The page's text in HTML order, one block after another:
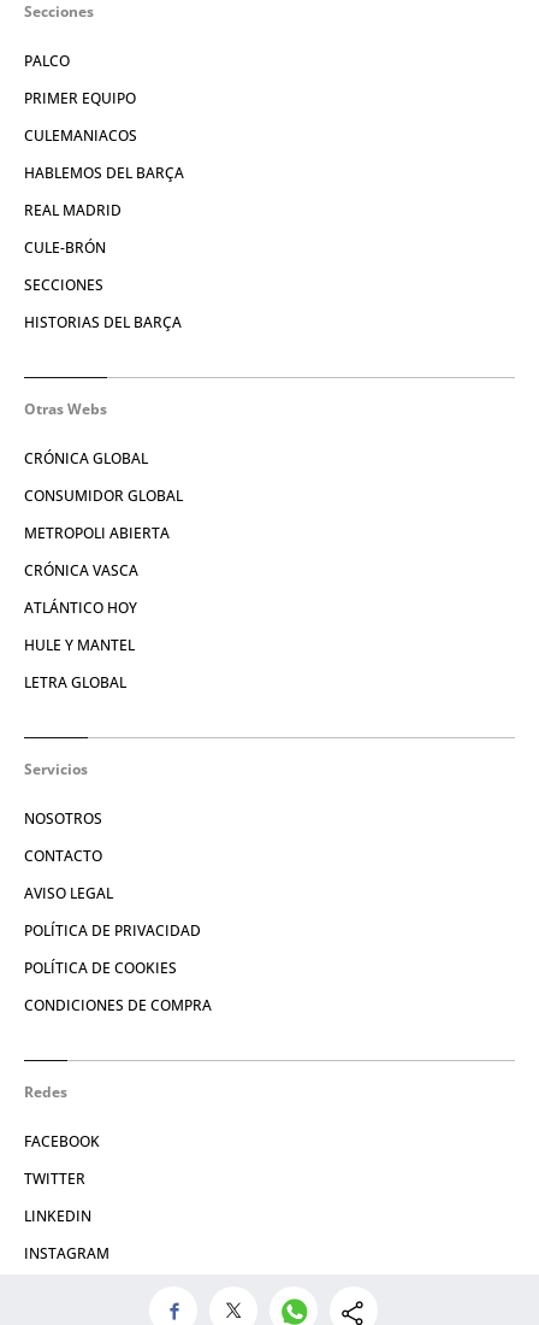
Secciones
PALCO
PRIMER EQUIPO
CULEMANIACOS
HABLEMOS DEL BARÇA
REAL MADRID
CULE-BRÓN
SECCIONES
HISTORIAS DEL BARÇA
Otras Webs
CRÓNICA GLOBAL
CONSUMIDOR GLOBAL
METROPOLI ABIERTA
CRÓNICA VASCA
ATLÁNTICO HOY
HULE Y MANTEL
LETRA GLOBAL
Servicios
NOSOTROS
CONTACTO
AVISO LEGAL
POLÍTICA DE PRIVACIDAD
POLÍTICA DE COOKIES
CONDICIONES DE COMPRA
Redes
FACEBOOK
TWITTER
LINKEDIN
INSTAGRAM